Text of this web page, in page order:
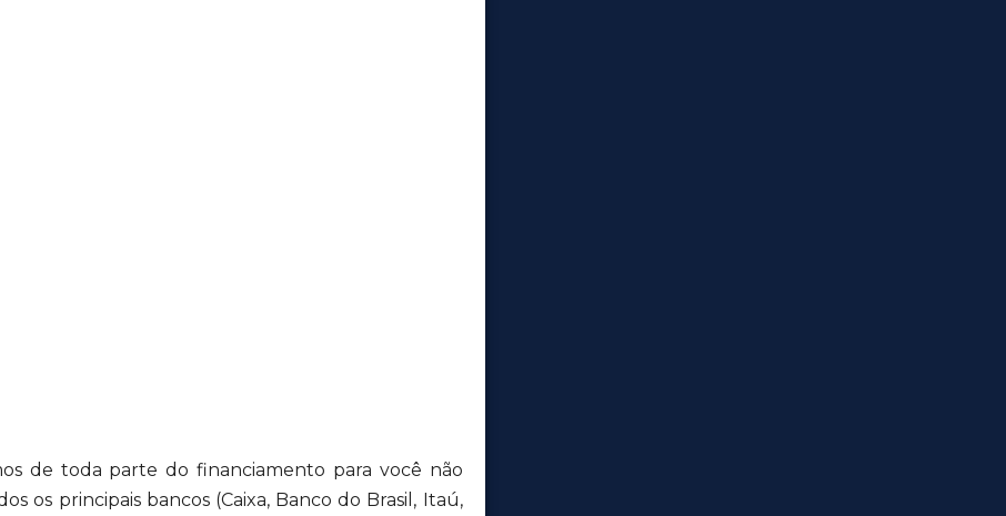
de toda parte do financiamento para você não
os principais bancos (Caixa, Banco do Brasil, Itaú,